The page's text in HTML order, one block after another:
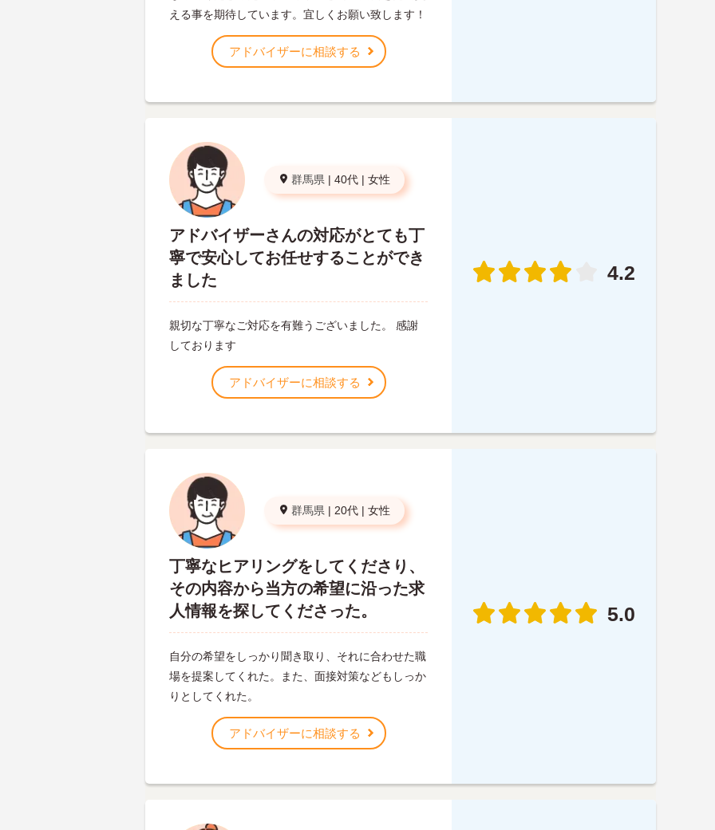
える事を期待しています。宜しくお願い致します！
アドバイザーに相談する
群馬県 | 40代 | 女性
アドバイザーさんの対応がとても丁
寧で安心してお任せすることができ
ました
親切な丁寧なご対応を有難うございました。 感謝
しております
アドバイザーに相談する
4.2
群馬県 | 20代 | 女性
丁寧なヒアリングをしてくださり、
その内容から当方の希望に沿った求
人情報を探してくださった。
自分の希望をしっかり聞き取り、それに合わせた職
場を提案してくれた。また、面接対策などもしっか
りとしてくれた。
アドバイザーに相談する
5.0